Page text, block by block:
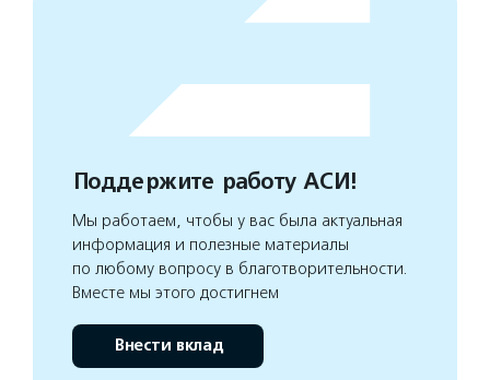
Поддержите работу АСИ!
Мы работаем, чтобы у вас была актуальная
информация и полезные материалы
по любому вопросу в благотворительности.
Вместе мы этого достигнем
Внести вклад